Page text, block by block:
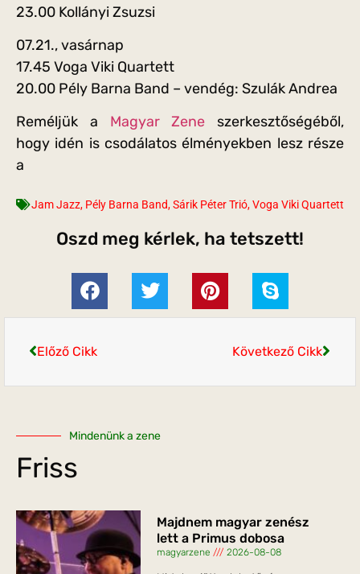
23.00 Kollányi Zsuzsi
07.21., vasárnap
17.45 Voga Viki Quartett
20.00 Pély Barna Band – vendég: Szulák Andrea
Reméljük a Magyar Zene szerkesztőségéből,
hogy idén is csodálatos élményekben lesz része
a
Jam Jazz, Pély Barna Band,Sárik Péter Trió,Voga Viki Quartett
Oszd meg kérlek, ha tetszett!
Előző Cikk Következő Cikk
Mindenünk a zene
Friss
Majdnem magyar zenész
lett a Primus dobosa
magyarzene 2026-08-08